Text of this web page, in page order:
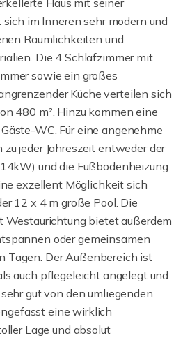
Haus mit seiner
im Inneren sehr modern und
Räumlichkeiten und
Die 4 Schlafzimmer mit
sowie ein großes
Küche verteilen sich
480 m². Hinzu kommen eine
WC. Für eine angenehme
jeder Jahreszeit entweder der
und die Fußbodenheizung
exzellent Möglichkeit sich
12 x 4 m große Pool. Die
Westaurichtung bietet außerdem
oder gemeinsamen
Tagen. Der Außenbereich ist
auch pflegeleicht angelegt und
gut von den umliegenden
eine wirklich
Lage und absolut